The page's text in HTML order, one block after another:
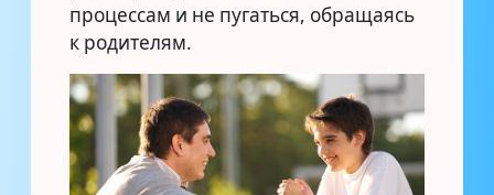
процессам и не пугаться, обращаясь
к родителям.